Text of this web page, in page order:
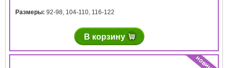
Размеры: 92-98, 104-110, 116-122
В корзину